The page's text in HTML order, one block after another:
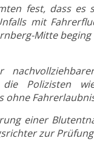
fest, dass es
mit
Mitte
Polizisten
ohne
einer
zur